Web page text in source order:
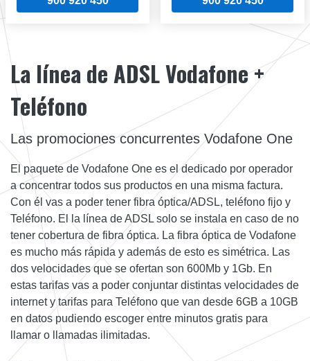
La línea de ADSL Vodafone +
Teléfono
Las promociones concurrentes Vodafone One
El paquete de Vodafone One es el dedicado por operador
a concentrar todos sus productos en una misma factura.
Con él vas a poder tener fibra óptica/ADSL, teléfono fijo y
Teléfono. El la línea de ADSL solo se instala en caso de no
tener cobertura de fibra óptica. La fibra óptica de Vodafone
es mucho más rápida y además de esto es simétrica. Las
dos velocidades que se ofertan son 600Mb y 1Gb. En
estas tarifas vas a poder conjuntar distintas velocidades de
internet y tarifas para Teléfono que van desde 6GB a 10GB
en datos pudiendo escoger entre minutos gratis para
llamar o llamadas ilimitadas.